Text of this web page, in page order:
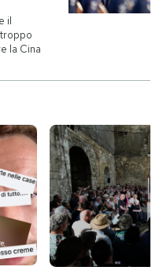
il
la Cina